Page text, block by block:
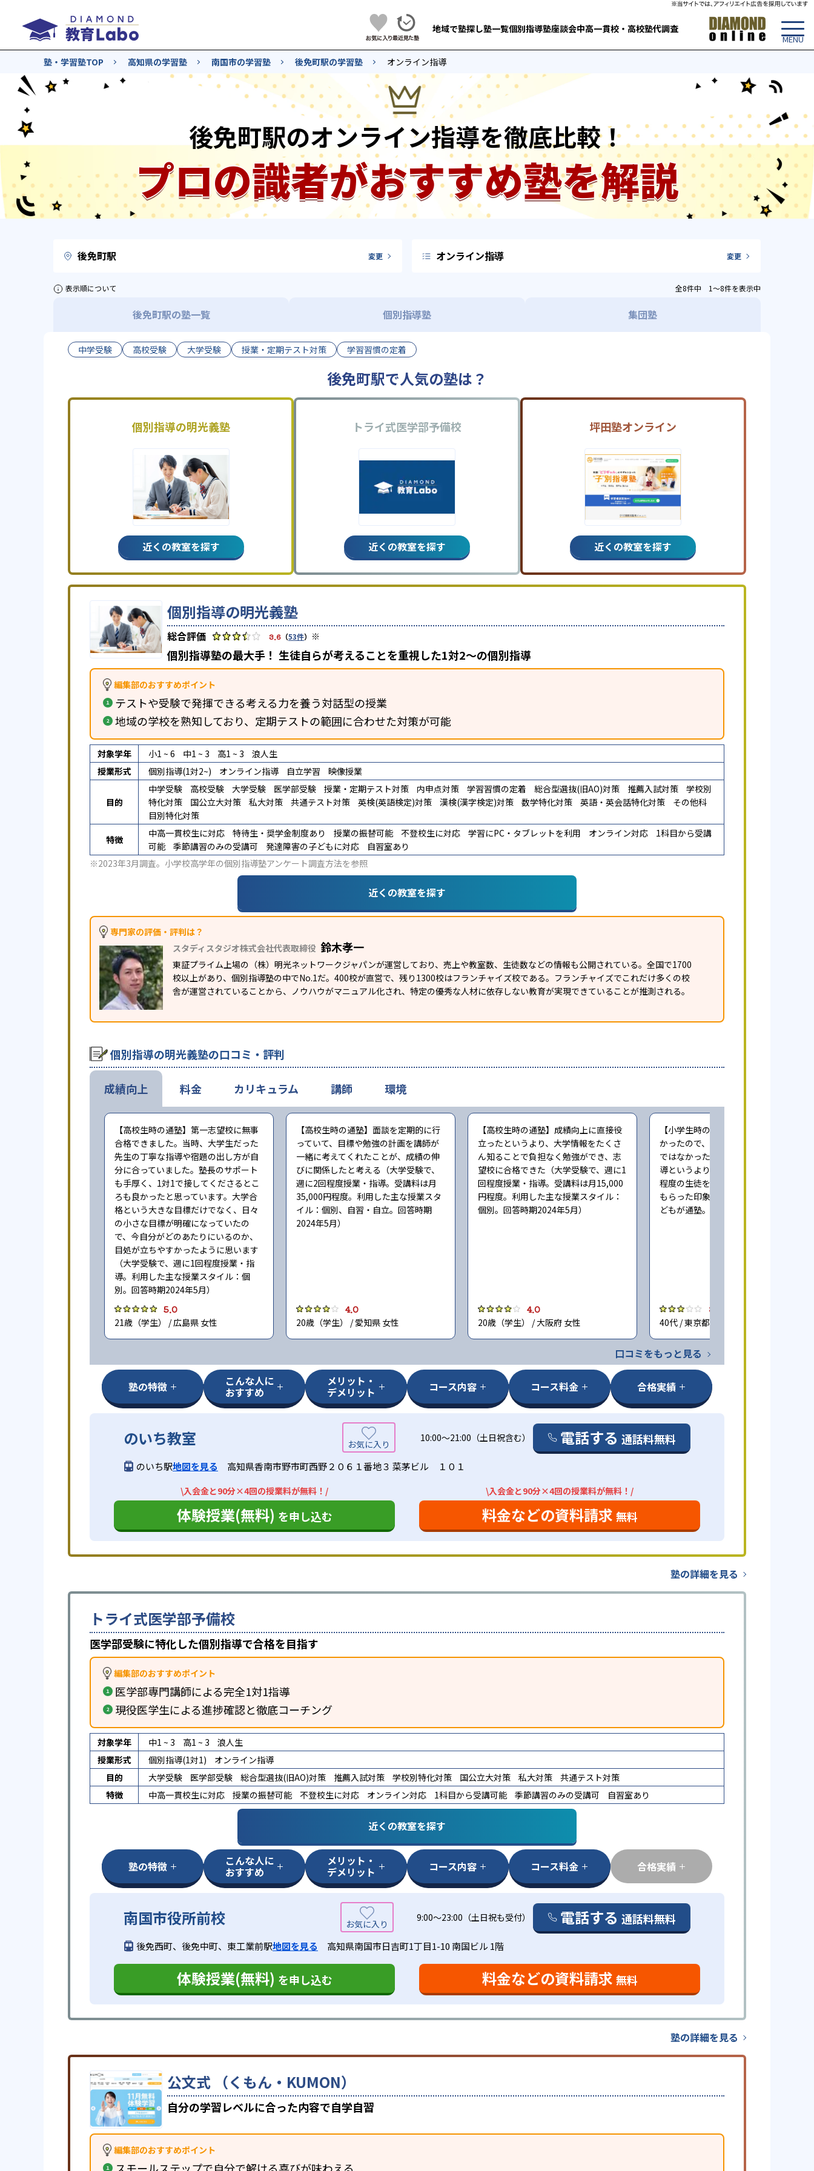
地域で塾探し塾一覧個別指導塾座談会中高一貫校・高校塾代調査
塾・学習塾TOP 高知県の学習塾 南国市の学習塾 後免町駅の学習塾 オンライン指導
後免町駅のオンライン指導を徹底比較！
プロの識者がおすすめ塾を解説
後免町駅 変更 オンライン指導 変更
表示順について 全8件中 1〜8件を表示中
後免町駅の塾一覧 個別指導塾 集団塾
中学受験 高校受験 大学受験 授業・定期テスト対策 学習習慣の定着
後免町駅で人気の塾は？
個別指導の明光義塾
近くの教室を探す
トライ式医学部予備校
近くの教室を探す
坪田塾オンライン
近くの教室を探す
個別指導の明光義塾
3.6 （53件） ※
個別指導塾の最大手！ 生徒自らが考えることを重視した1対2〜の個別指導
編集部のおすすめポイント
テストや受験で発揮できる考える力を養う対話型の授業
地域の学校を熟知しており、定期テストの範囲に合わせた対策が可能
対象学年 小1 ~ 6 中1 ~ 3 高1 ~ 3
浪人生
授業形式
個別指導(1対2~) オンライン指導 自立学習 映像授業
目的
中学受験 高校受験 大学受験 医学部受験 授業・定期テスト対策 内申点対策 学習習慣の定着 総合型選抜(旧AO)対策 推薦入試対策
学校別
特化対策
国公立大対策 私大対策 共通テスト対策 英検(英語検定)対策 漢検(漢字検定)対策 数学特化対策 英語・英会話特化対策
その他科
目別特化対策
特徴
中高一貫校生に対応 特待生・奨学金制度あり 授業の振替可能 不登校生に対応 学習にPC・タブレットを利用 オンライン対応
1科目から受講
可能
季節講習のみの受講可 発達障害の子どもに対応
自習室あり
※2023年3月調査。 小学校高学年の個別指導塾アンケート調査方法を参照
近くの教室を探す
専門家の評価・評判は？
スタディスタジオ株式会社代表取締役 鈴木孝一
東証プライム上場の（株）明光ネットワークジャパンが運営しており、売上や教室数、生徒数などの情報も公開されている。全国で1700
校以上があり、個別指導塾の中でNo.1だ。400校が直営で、残り1300校はフランチャイズ校である。フランチャイズでこれだけ多くの校
舎が運営されていることから、ノウハウがマニュアル化され、特定の優秀な人材に依存しない教育が実現できていることが推測される。
個別指導の明光義塾の口コミ・評判
成績向上
【高校生時の通塾】第一志望校に無事
合格できました。当時、大学生だった
先生の丁寧な指導や宿題の出し方が自
分に合っていました。塾長のサポート
も手厚く、1対1で接してくださるとこ
ろも良かったと思っています。大学合
格という大きな目標だけでなく、日々
の小さな目標が明確になっていたの
で、今自分がどのあたりにいるのか、
目処が立ちやすかったように思います
（大学受験で、週に1回程度授業・指
導。利用した主な授業スタイル：個
別。回答時期2024年5月）
5.0
21歳（学生） / 広島県 女性
【高校生時の通塾】面談を定期的に行
っていて、目標や勉強の計画を講師が
一緒に考えてくれたことが、成績の伸
びに関係したと考える（大学受験で、
週に2回程度授業・指導。受講料は月
35,000円程度。利用した主な授業スタ
イル：個別、自習・自立。回答時期
2024年5月）
4.0
20歳（学生） / 愛知県 女性
【高校生時の通塾】成績向上に直接役
立ったというより、大学情報をたくさ
ん知ることで負担なく勉強ができ、志
望校に合格できた（大学受験で、週に1
回程度授業・指導。受講料は月15,000
円程度。利用した主な授業スタイル：
個別。回答時期2024年5月）
4.0
20歳（学生） / 大阪府 女性
【小学生時の通塾】本人にやる気が無
かったので、成績向上するという感じ
ではなかった。また指導自体も個人指
導というより、一人の先生が一度に3人
程度の生徒をみており、きちんとみて
もらった印象ではない（小学6年時に子
どもが通塾。回答時期:2023年3月）
3.0
40代 / 東京都 女性
口コミをもっと見る
料金 カリキュラム 講師 環境
塾の特徴 こんな人に
おすすめ
メリット・
デメリット コース内容 コース料金 合格実績
のいち教室 10:00〜21:00（土日祝含む） 電話する 通話料無料
のいち駅地図を見る 高知県香南市野市町西野２０６１番地３ 菜茅ビル １０１
\入会金と90分×4回の授業料が無料！/
体験授業(無料) を申し込む
\入会金と90分×4回の授業料が無料！/
料金などの資料請求 無料
塾の詳細を見る
トライ式医学部予備校
医学部受験に特化した個別指導で合格を目指す
編集部のおすすめポイント
医学部専門講師による完全1対1指導
現役医学生による進捗確認と徹底コーチング
対象学年 中1 ~ 3 高1 ~ 3
浪人生
授業形式
個別指導(1対1)
オンライン指導
目的
大学受験 医学部受験 総合型選抜(旧AO)対策 推薦入試対策 学校別特化対策 国公立大対策 私大対策
共通テスト対策
特徴
中高一貫校生に対応 授業の振替可能 不登校生に対応 オンライン対応 1科目から受講可能 季節講習のみの受講可 自習室あり
近くの教室を探す
塾の特徴 こんな人に
おすすめ
メリット・
デメリット コース内容 コース料金 合格実績
南国市役所前校 9:00～23:00（土日祝も受付） 電話する 通話料無料
後免西町、後免中町、東工業前駅地図を見る 高知県南国市日吉町1丁目1-10 南国ビル 1階
体験授業(無料) を申し込む 料金などの資料請求 無料
塾の詳細を見る
公文式 （くもん・KUMON）
自分の学習レベルに合った内容で自学自習
編集部のおすすめポイント